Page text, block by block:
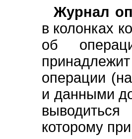
Журнал
в колонках
об
операции
и данными
которому